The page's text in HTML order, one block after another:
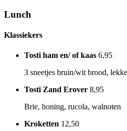
Lunch
Klassiekers
Tosti ham en/ of kaas 6,95
3 sneetjes bruin/wit brood,
Tosti Zand Erover 8,95
Brie, honing, rucola, walnoten
Kroketten 12,50